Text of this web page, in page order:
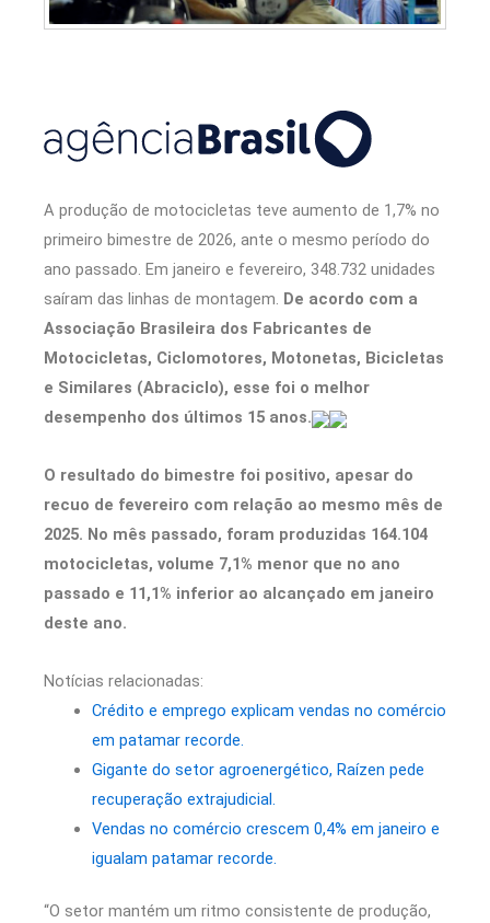
A produção de motocicletas teve aumento de 1,7% no
primeiro bimestre de 2026, ante o mesmo período do
ano passado. Em janeiro e fevereiro, 348.732 unidades
saíram das linhas de montagem. De acordo com a
Associação Brasileira dos Fabricantes de
Motocicletas, Ciclomotores, Motonetas, Bicicletas
e Similares (Abraciclo), esse foi o melhor
desempenho dos últimos 15 anos.
O resultado do bimestre foi positivo, apesar do
recuo de fevereiro com relação ao mesmo mês de
2025. No mês passado, foram produzidas 164.104
motocicletas, volume 7,1% menor que no ano
passado e 11,1% inferior ao alcançado em janeiro
deste ano.
Notícias relacionadas:
Crédito e emprego explicam vendas no comércio
em patamar recorde.
Gigante do setor agroenergético, Raízen pede
recuperação extrajudicial.
Vendas no comércio crescem 0,4% em janeiro e
igualam patamar recorde.
“O setor mantém um ritmo consistente de produção,